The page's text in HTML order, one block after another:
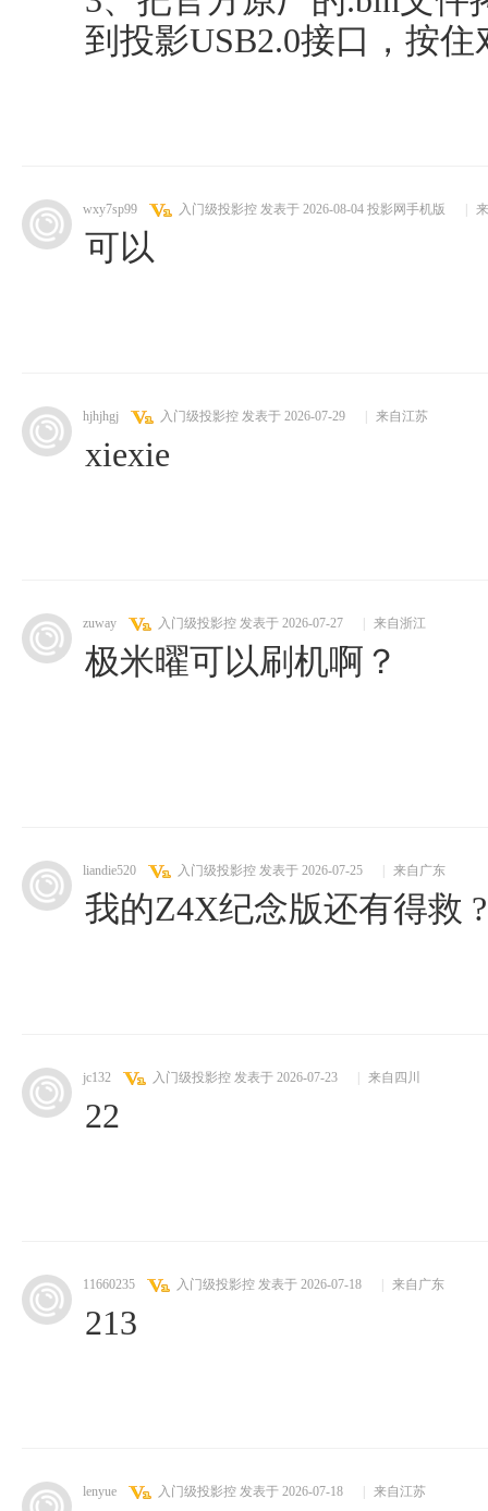
到投影USB2.0接口，按
wxy7sp99 入门级投影控 发表于 2026-08-04 投影网手机版
可以
hjhjhgj 入门级投影控 发表于 2026-07-29 来自江苏
xiexie
zuway 入门级投影控 发表于 2026-07-27 来自浙江
极米曜可以刷机啊？
liandie520 入门级投影控 发表于 2026-07-25 来自广东
我的Z4X纪念版还有得救 ?
jc132 入门级投影控 发表于 2026-07-23 来自四川
22
11660235 入门级投影控 发表于 2026-07-18 来自广东
213
lenyue 入门级投影控 发表于 2026-07-18 来自江苏